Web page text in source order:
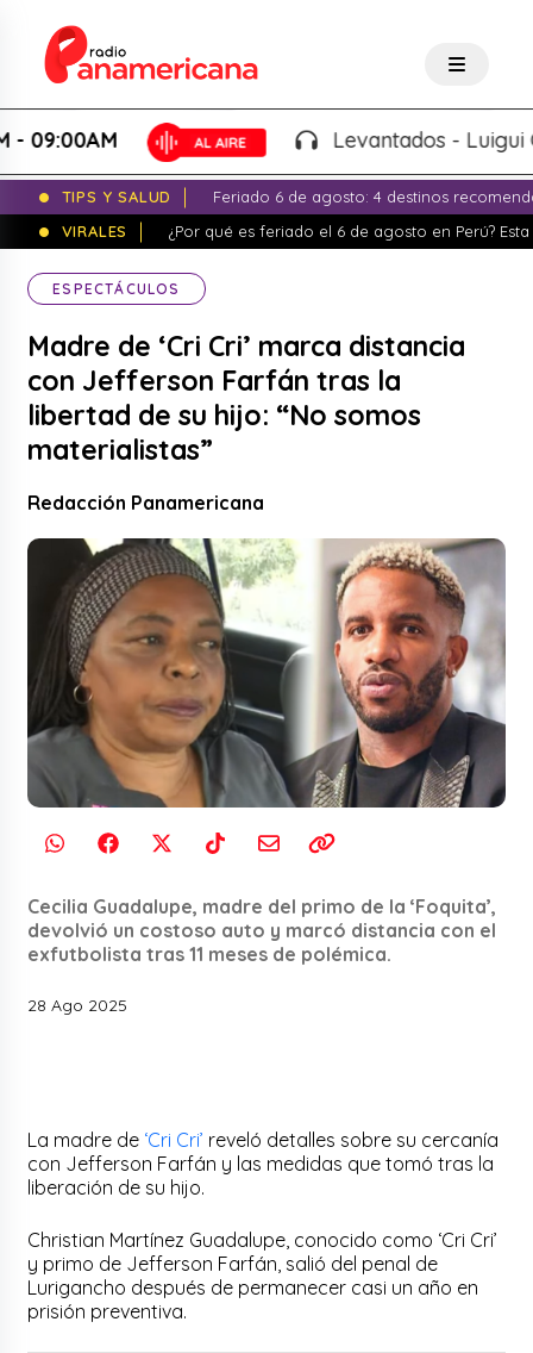
Levantados - Luigui
TIPS Y SALUD
Feriado 6 de agosto: 4 destinos
VIRALES
¿Por qué es feriado el 6 de agosto en Perú?
ESPECTÁCULOS
Madre de ‘Cri Cri’ marca distancia
con Jefferson Farfán tras la
libertad de su hijo: “No somos
materialistas”
Redacción Panamericana
Cecilia Guadalupe, madre del primo de la ‘Foquita’,
devolvió un costoso auto y marcó distancia con el
exfutbolista tras 11 meses de polémica.
28 Ago 2025
La madre de ‘Cri Cri’ reveló detalles sobre su cercanía
con Jefferson Farfán y las medidas que tomó tras la
liberación de su hijo.
Christian Martínez Guadalupe, conocido como ‘Cri Cri’
y primo de Jefferson Farfán, salió del penal de
Lurigancho después de permanecer casi un año en
prisión preventiva.